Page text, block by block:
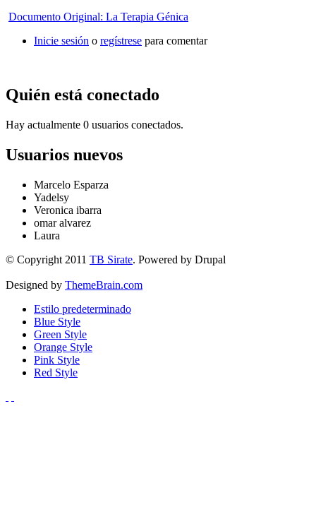
Documento Original: La Terapia Génica
Inicie sesión o regístrese para comentar
Quién está conectado
Hay actualmente 0 usuarios conectados.
Usuarios nuevos
Marcelo Esparza
Yadelsy
Veronica ibarra
omar alvarez
Laura
© Copyright 2011 TB Sirate. Powered by Drupal
Designed by ThemeBrain.com
Estilo predeterminado
Blue Style
Green Style
Orange Style
Pink Style
Red Style